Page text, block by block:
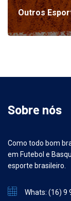
Outros
Sobre nós
Como todo bom
em Futebol e
esporte brasileiro.
Whats: (16) 9